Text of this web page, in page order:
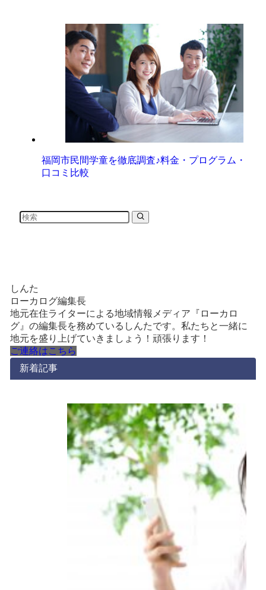
福岡市民間学童を徹底調査♪料金・プログラム・
口コミ比較
しんた
ローカログ編集長
地元在住ライターによる地域情報メディア『ローカロ
グ』の編集長を務めているしんたです。私たちと一緒に
地元を盛り上げていきましょう！頑張ります！
ご連絡はこちら
新着記事